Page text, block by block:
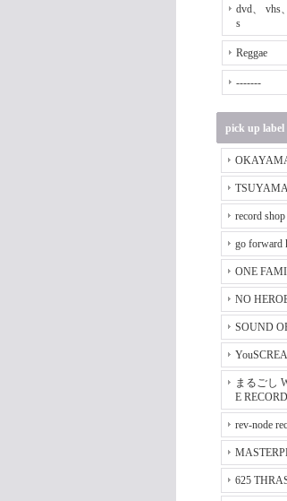
dvd、 vhs
s
Reggae
-------
pick up label
record
go forward
ONE
NO
SOUND
まるごし
E
rev-node
625